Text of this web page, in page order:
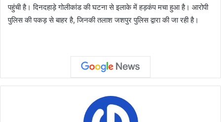
पहुंची है। दिनदहाड़े गोलीकांड की घटना से इलाके में हड़कंप मचा हुआ है। आरोपी
पुलिस की पकड़ से बाहर है, जिनकी तलाश जशपुर पुलिस द्वारा की जा रही है।